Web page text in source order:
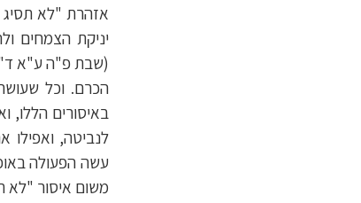
אזהרת "לא תסיג
יניקת הצמחים
(שבת פ"ה ע"א
הכרם. וכל
באיסורים הללו,
לנביטה,
עשה הפעולה
משום איסור "לא